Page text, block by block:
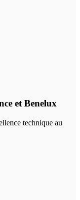
et Benelux
technique au